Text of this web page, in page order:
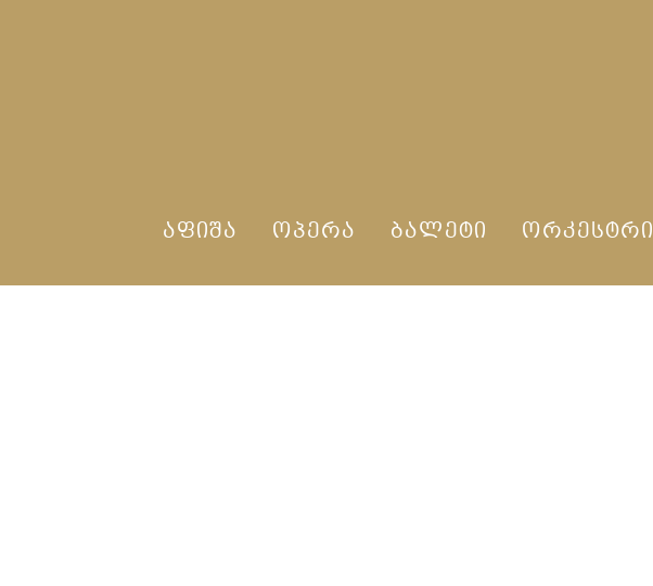
ᲐᲤᲘᲨᲐ ᲝᲞᲔᲠᲐ ᲑᲐᲚᲔᲢᲘ ᲝᲠᲙᲔᲡᲢᲠᲘ